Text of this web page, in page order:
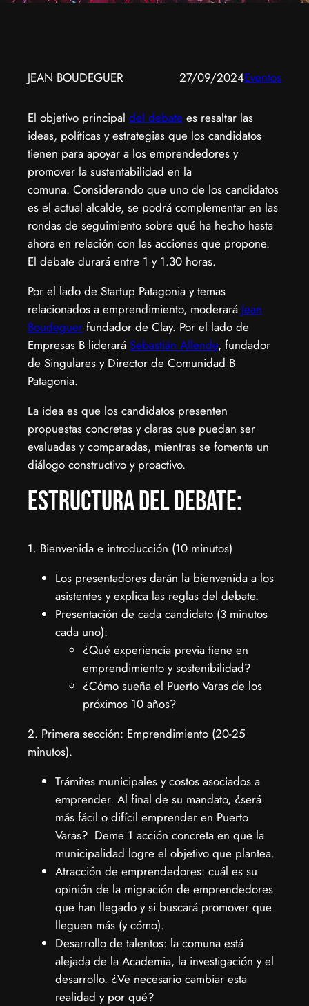
JEAN BOUDEGUER 27/09/2024Eventos
El objetivo principal del debate es resaltar las
ideas, políticas y estrategias que los candidatos
tienen para apoyar a los emprendedores y
promover la sustentabilidad en la
comuna. Considerando que uno de los candidatos
es el actual alcalde, se podrá complementar en las
rondas de seguimiento sobre qué ha hecho hasta
ahora en relación con las acciones que propone.
El debate durará entre 1 y 1.30 horas.
Por el lado de Startup Patagonia y temas
relacionados a emprendimiento, moderará Jean
Boudeguer fundador de Clay. Por el lado de
Empresas B liderará Sebastián Allende, fundador
de Singulares y Director de Comunidad B
Patagonia.
La idea es que los candidatos presenten
propuestas concretas y claras que puedan ser
evaluadas y comparadas, mientras se fomenta un
diálogo constructivo y proactivo.
Estructura del debate:
1. Bienvenida e introducción (10 minutos)
Los presentadores darán la bienvenida a los
asistentes y explica las reglas del debate.
Presentación de cada candidato (3 minutos
cada uno):
¿Qué experiencia previa tiene en
emprendimiento y sostenibilidad?
¿Cómo sueña el Puerto Varas de los
próximos 10 años?
2. Primera sección: Emprendimiento (20-25
minutos).
Trámites municipales y costos asociados a
emprender. Al final de su mandato, ¿será
más fácil o difícil emprender en Puerto
Varas? Deme 1 acción concreta en que la
municipalidad logre el objetivo que plantea.
Atracción de emprendedores: cuál es su
opinión de la migración de emprendedores
que han llegado y si buscará promover que
lleguen más (y cómo).
Desarrollo de talentos: la comuna está
alejada de la Academia, la investigación y el
desarrollo. ¿Ve necesario cambiar esta
realidad y por qué?